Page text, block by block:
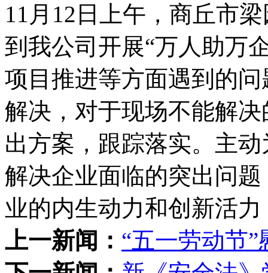
11月12日上午，商丘市
到我公司开展“万人助万
项目推进等方面遇到的
解决，对于现场不能解
出方案，跟踪落实。主
解决企业面临的突出问
业的内生动力和创新活
上一新闻： “五一劳动节”